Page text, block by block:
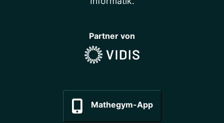
Partner von
Mathegym-App